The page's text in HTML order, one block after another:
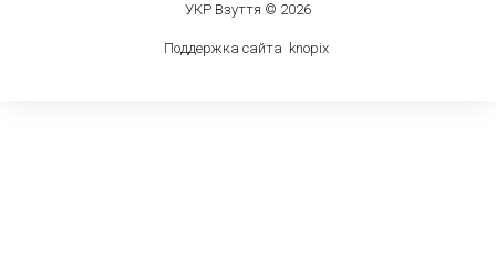
УКР Взуття © 2026
Поддержка сайта knopix